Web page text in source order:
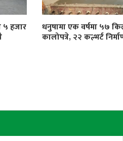
५ हजार धनुषामा एक वर्षमा ५७
कालोपत्रे, २२ कल्भर्ट